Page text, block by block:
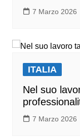
7 Marzo 2026
ITALIA
Nel suo
7 Marzo 2026